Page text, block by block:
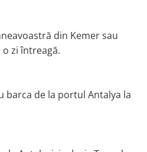
din Kemer sau
zi întreagă.
barca de la portul Antalya la